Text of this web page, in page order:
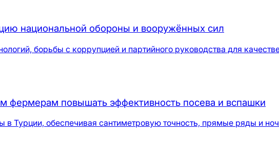
национальной обороны и вооружённых сил
борьбы с коррупцией и партийного руководства для
фермерам повышать эффективность посева и вспашки
в Турции, обеспечивая сантиметровую точность, прямые ряды и